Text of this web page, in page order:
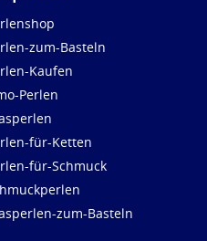
zum-Basteln
Kaufen
Perlen
für-Ketten
für-Schmuck
zum-Basteln